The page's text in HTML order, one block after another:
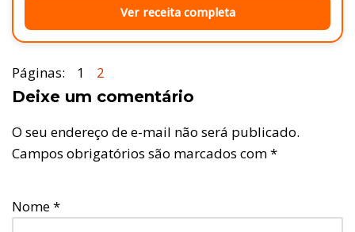
Ver receita completa
Páginas: 1 2
Deixe um comentário
O seu endereço de e-mail não será publicado.
Campos obrigatórios são marcados com*
Nome*